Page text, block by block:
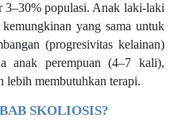
3–30% populasi. Anak laki-laki
yang sama untuk
(progresivitas kelainan)
anak perempuan (4–7 kali),
lebih membutuhkan terapi.
SKOLIOSIS?